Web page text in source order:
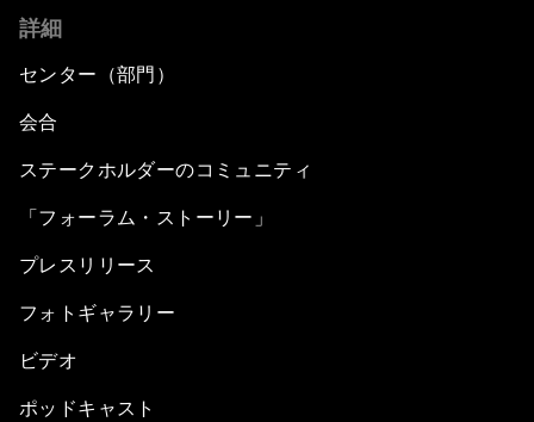
詳細
センター（部門）
会合
ステークホルダーのコミュニティ
「フォーラム・ストーリー」
プレスリリース
フォトギャラリー
ビデオ
ポッドキャスト